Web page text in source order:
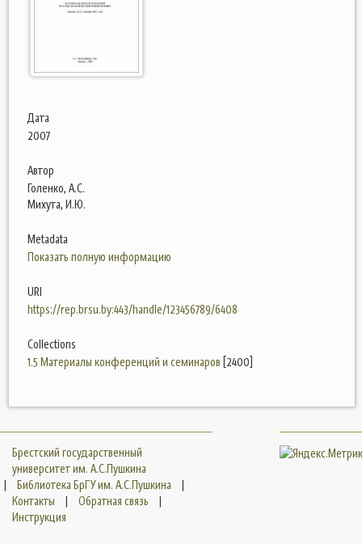
Дата
2007
Автор
Голенко, А.С.
Михута, И.Ю.
Metadata
Показать полную информацию
URI
https://rep.brsu.by:443/handle/123456789/6408
Collections
1.5 Материалы конференций и семинаров [2400]
Брестский государственный
университет им. А.С.Пушкина
|
Библиотека БрГУ им. А.С.Пушкина
|
Контакты
| Обратная связь
|
Инструкция